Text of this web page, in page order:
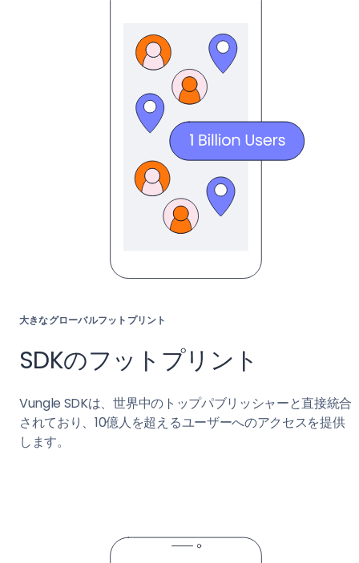
大きなグローバルフットプリント
SDKのフットプリント
Vungle SDKは、世界中のトップパブリッシャーと直接統合
されており、10億人を超えるユーザーへのアクセスを提供
します。